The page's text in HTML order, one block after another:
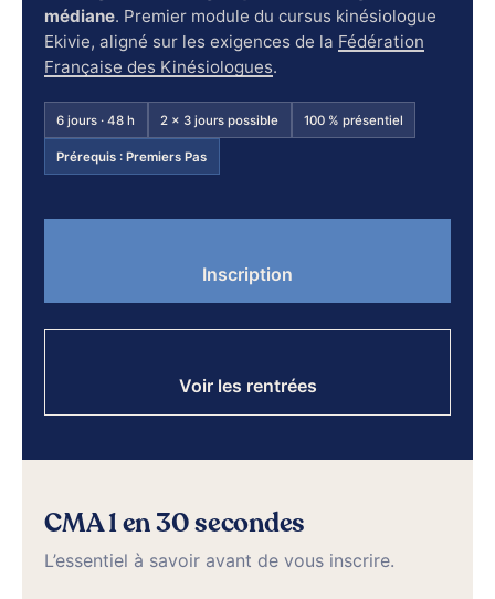
médiane. Premier module du cursus kinésiologue
Ekivie, aligné sur les exigences de la Fédération
Française des Kinésiologues.
6 jours · 48 h 2 × 3 jours possible 100 % présentiel
Prérequis : Premiers Pas
Inscription
Voir les rentrées
CMA 1 en 30 secondes
L’essentiel à savoir avant de vous inscrire.